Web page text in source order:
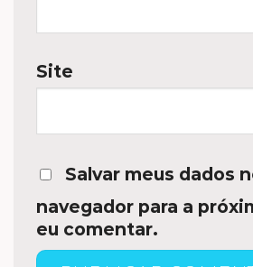
Site
Salvar meus dados
navegador para a
eu comentar.